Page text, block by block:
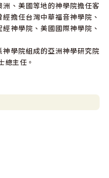
、美國等地的神學院擔任客
擔任台灣中華福音神學院、
神學院、美國國際神學院、
學院組成的亞洲神學研究院
總主任。